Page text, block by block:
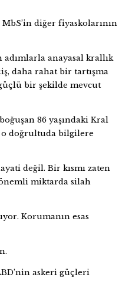
diğer fiyaskolarının
anayasal krallık
daha rahat bir tartışma
bir şekilde mevcut
86 yaşındaki Kral
o doğrultuda bilgilere
değil. Bir kısmı zaten
önemli miktarda silah
Korumanın esas
askeri güçleri